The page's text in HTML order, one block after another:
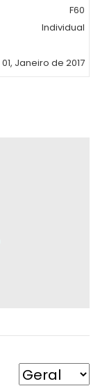
F60
Individual
01, Janeiro de 2017